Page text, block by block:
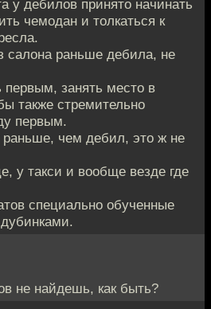
у дебилов принято начинать
чемодан и толкаться к
салона раньше дебила, не
первым, занять место в
также стремительно
первым.
раньше, чем дебил, это ж не
у такси и вообще везде где
специально обученные
не найдешь, как быть?